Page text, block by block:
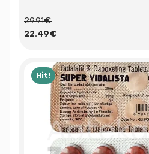
29.91€
22.49€
Hit!